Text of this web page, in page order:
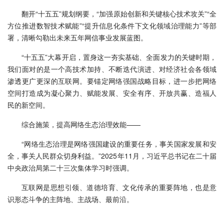
翻开“十五五”规划纲要，“加强原始创新和关键核心技术攻关”“全
方位推进数智技术赋能”“提升信息化条件下文化领域治理能力”等部
署，清晰勾勒出未来五年网信事业发展蓝图。
“十五五”大幕开启，置身这一夯实基础、全面发力的关键时期，
我们面对的是一个高技术加持、不断迭代演进、对经济社会各领域
渗透更广更深的互联网。要锚定网络强国战略目标，进一步把网络
空间打造成为凝心聚力、赋能发展、安全有序、开放共赢、造福人
民的新空间。
综合施策，提高网络生态治理效能——
“网络生态治理是网络强国建设的重要任务，事关国家发展和安
全，事关人民群众切身利益。”2025年11月，习近平总书记在二十届
中央政治局第二十三次集体学习时强调。
互联网是思想引领、道德培育、文化传承的重要阵地，也是意
识形态斗争的主阵地、主战场、最前沿。